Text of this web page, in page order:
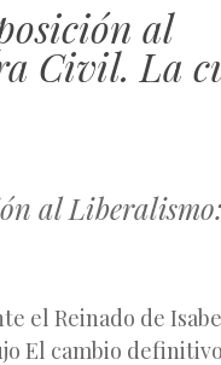
al
Civil. La
al
el Reinado de
El cambio